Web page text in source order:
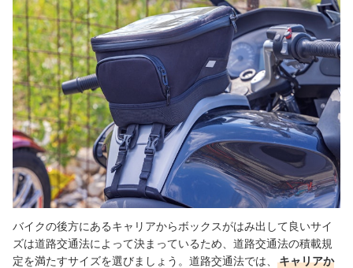
バイクの後方にあるキャリアからボックスがはみ出して良いサイ
ズは道路交通法によって決まっているため、道路交通法の積載規
定を満たすサイズを選びましょう。道路交通法では、
キャリアか